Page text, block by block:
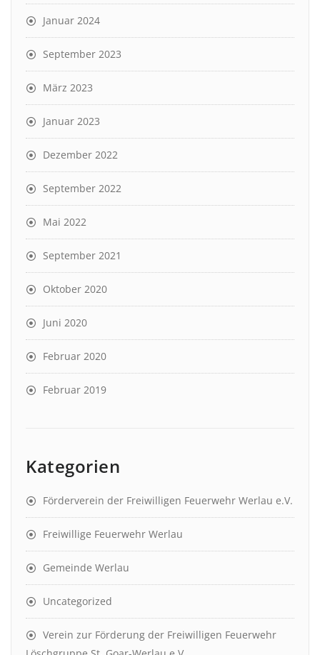
Januar 2024
September 2023
März 2023
Januar 2023
Dezember 2022
September 2022
Mai 2022
September 2021
Oktober 2020
Juni 2020
Februar 2020
Februar 2019
Kategorien
Förderverein der Freiwilligen Feuerwehr Werlau e.V.
Freiwillige Feuerwehr Werlau
Gemeinde Werlau
Uncategorized
Verein zur Förderung der Freiwilligen Feuerwehr